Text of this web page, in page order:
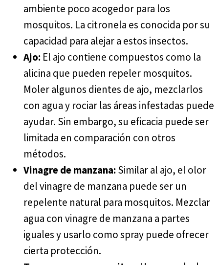
ambiente poco acogedor para los
mosquitos. La citronela es conocida por su
capacidad para alejar a estos insectos.
Ajo: El ajo contiene compuestos como la
alicina que pueden repeler mosquitos.
Moler algunos dientes de ajo, mezclarlos
con agua y rociar las áreas infestadas puede
ayudar. Sin embargo, su eficacia puede ser
limitada en comparación con otros
métodos.
Vinagre de manzana: Similar al ajo, el olor
del vinagre de manzana puede ser un
repelente natural para mosquitos. Mezclar
agua con vinagre de manzana a partes
iguales y usarlo como spray puede ofrecer
cierta protección.